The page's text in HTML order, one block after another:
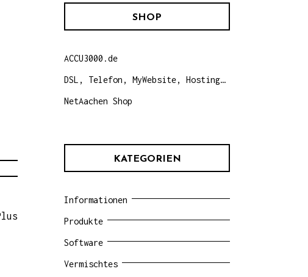
SHOP
ACCU3000.de
DSL, Telefon, MyWebsite, Hosting…
NetAachen Shop
KATEGORIEN
Informationen
Produkte
Software
Vermischtes